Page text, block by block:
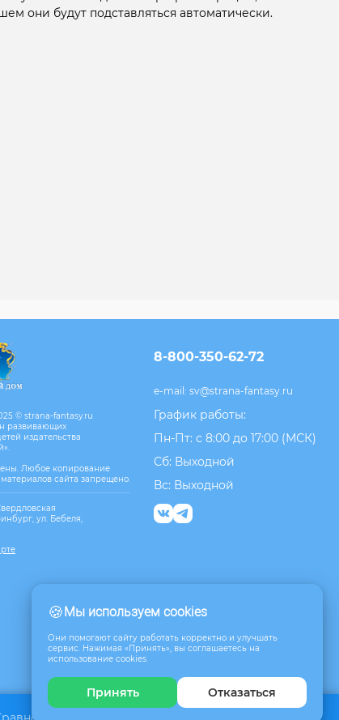
они будут подставляться автоматически.
© strana-fantasy.ru
развивающих
издательства
Любое копирование
сайта запрещено.
ул. Бебеля,
🍪Мы используем cookies
Они помогают сайту работать корректно и улучшать
сервис. Нажимая «Принять», вы соглашаетесь на
использование cookies.
Принять Отказаться
8-800-350-62-72
e-mail: sv@strana-fantasy.ru
График работы:
Пн-Пт: с 8:00 до 17:00 (МСК)
Сб: Выходной
Вс: Выходной